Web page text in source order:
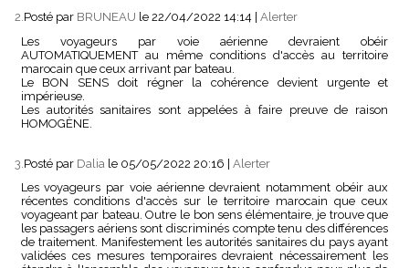
2.Posté par BRUNEAU le 22/04/2022 14:14
Alerter
Les voyageurs par voie aérienne devraient obéir
AUTOMATIQUEMENT au même conditions d'accès au territoire
marocain que ceux arrivant par bateau.
Le BON SENS doit régner la cohérence devient urgente et
impérieuse.
Les autorités sanitaires sont appelées à faire preuve de raison
HOMOGÈNE.
3. Posté par Dalia le 05/05/2022 20:16 | Alerter
Les voyageurs par voie aérienne devraient notamment obéir aux
récentes conditions d'accès sur le territoire marocain que ceux
voyageant par bateau. Outre le bon sens élémentaire, je trouve que
les passagers aériens sont discriminés compte tenu des différences
de traitement. Manifestement les autorités sanitaires du pays ayant
validées ces mesures temporaires devraient nécessairement les